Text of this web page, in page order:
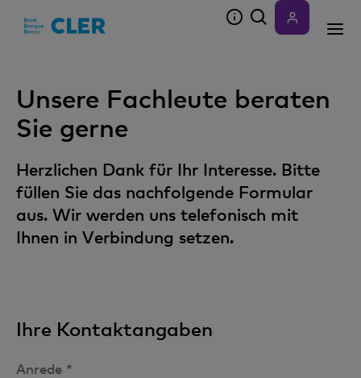
Unsere Fachleute beraten
Sie gerne
Herzlichen Dank für Ihr Interesse. Bitte
füllen Sie das nachfolgende Formular
aus. Wir werden uns telefonisch mit
Ihnen in Verbindung setzen.
Ihre Kontaktangaben
Anrede *